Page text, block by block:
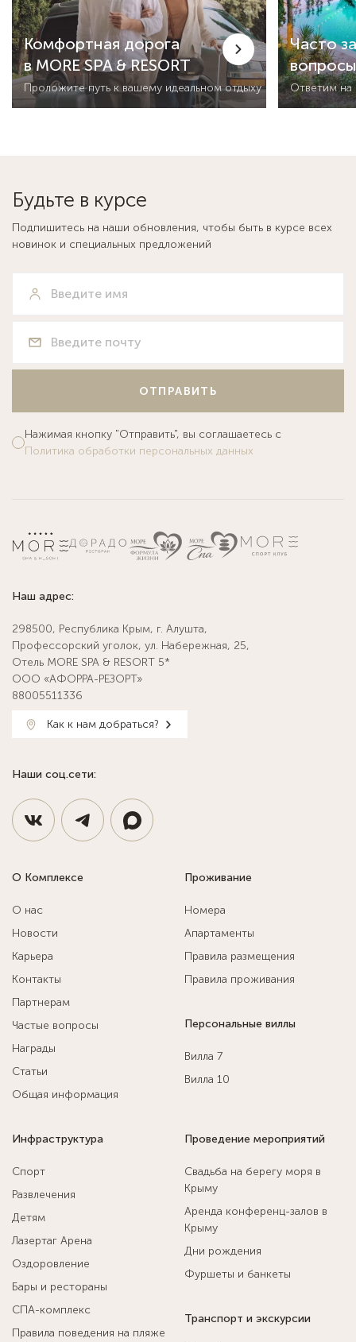
Комфортная дорога
в MORE SPA & RESORT
Проложите путь к вашему идеальном отдыху
Часто
вопросы
Ответим на
Будьте в курсе
Подпишитесь на наши обновления, чтобы быть в курсе всех
новинок и специальных предложений
ОТПРАВИТЬ
Нажимая кнопку "Отправить", вы соглашаетесь с
Политика обработки персональных данных
Наш адрес:
298500, Республика Крым, г. Алушта,
Профессорский уголок, ул. Набережная, 25,
Отель MORE SPA & RESORT 5*
ООО «АФОРРА-РЕЗОРТ»
88005511336
Как к нам добраться?
Наши соц.сети:
О Комплексе
О нас
Новости
Карьера
Контакты
Партнерам
Частые вопросы
Награды
Статьи
Общая информация
Проживание
Номера
Апартаменты
Правила размещения
Правила проживания
Персональные виллы
Вилла 7
Вилла 10
Инфраструктура
Спорт
Развлечения
Детям
Лазертаг Арена
Оздоровление
Бары и рестораны
СПА-комплекс
Правила поведения на пляже
Проведение мероприятий
Свадьба на берегу моря в
Крыму
Аренда конференц-залов в
Крыму
Дни рождения
Фуршеты и банкеты
Транспорт и экскурсии